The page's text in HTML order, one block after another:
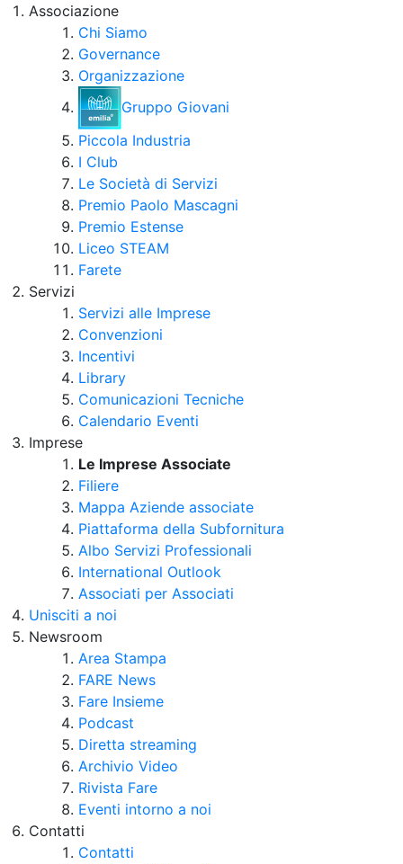
Associazione
Chi Siamo
Governance
Organizzazione
Gruppo Giovani
Piccola Industria
I Club
Le Società di Servizi
Premio Paolo Mascagni
Premio Estense
Liceo STEAM
Farete
Servizi
Servizi alle Imprese
Convenzioni
Incentivi
Library
Comunicazioni Tecniche
Calendario Eventi
Imprese
Le Imprese Associate
Filiere
Mappa Aziende associate
Piattaforma della Subfornitura
Albo Servizi Professionali
International Outlook
Associati per Associati
Unisciti a noi
Newsroom
Area Stampa
FARE News
Fare Insieme
Podcast
Diretta streaming
Archivio Video
Rivista Fare
Eventi intorno a noi
Contatti
Contatti